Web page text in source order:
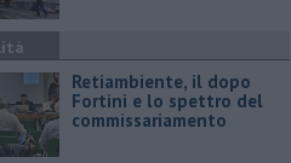
Retiambiente, il dopo
Fortini e lo spettro del
commissariamento